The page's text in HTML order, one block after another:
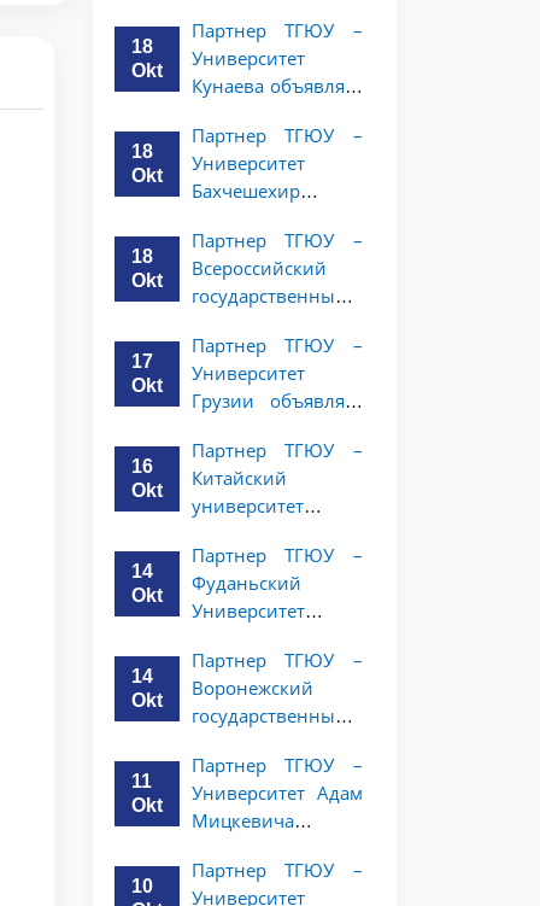
курсов
Купалы объявляет
программу
академической
студентов 2-3
курсов ТГЮУ
18
Okt
Партнер ТГЮУ –
Университет
Кунаева объявляет
академической
мобильности для
студентов 2–3
18
Okt
Партнер ТГЮУ –
Университет
Бахчешехир
программе
академической
мобильности для
курсов
18
Okt
Партнер ТГЮУ –
Всероссийский
государственный
юстиции
объявляет
программу
мобильности для
студентов 2–3
курсов ТГЮУ
17
Okt
Партнер ТГЮУ –
Университет
Грузии объявляет
академической
мобильности для
студентов 2–3
16
Okt
Партнер ТГЮУ –
Китайский
университет
и права объявляет
программу
академической
студентов 2–3
курсов ТГЮУ
14
Okt
Партнер ТГЮУ –
Фуданьский
Университет
программу
академической
мобильности для
курсов ТГЮУ
14
Okt
Партнер ТГЮУ –
Воронежский
государственный
объявляет
программу
академической
студентов 2–3
11
Okt
Партнер ТГЮУ –
Университет Адам
Мицкевича
программу
10
Партнер ТГЮУ –
Университет